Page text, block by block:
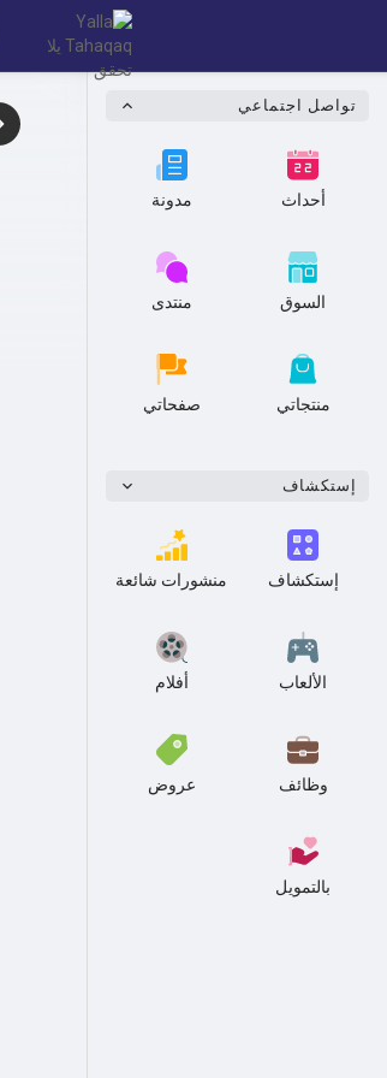
تواصل اجتماعي
أحداث مدونة
السوق منتدى
منتجاتي صفحاتي
إستكشاف
إستكشاف منشورات شائعة
الألعاب أفلام
وظائف عروض
بالتمويل